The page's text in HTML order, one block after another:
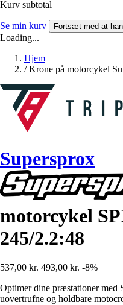
Kurv subtotal
Se min kurv Fortsæt med at
Loading...
Hjem
/ Krone på motorcykel
Supersprox
motorcykel
245/2.2:48
537,00 kr. 493,00 kr. -8%
Optimer dine præstationer med
uovertrufne og holdbare